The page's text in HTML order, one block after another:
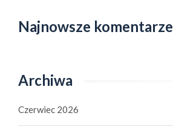
Najnowsze komentarze
Archiwa
Czerwiec 2026